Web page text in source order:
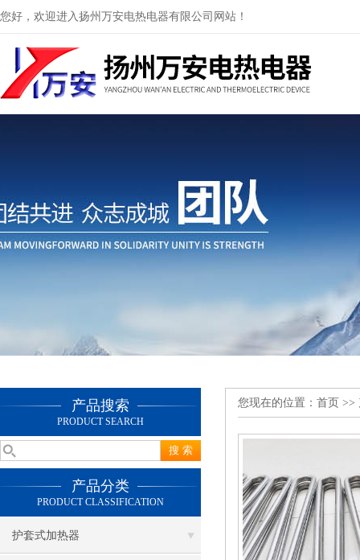
您好，欢迎进入扬州万安电热电器有限公司网站！
产品搜索
PRODUCT SEARCH
产品分类
PRODUCT CLASSIFICATION
护套式加热器
您现在的位置： 首页 >>